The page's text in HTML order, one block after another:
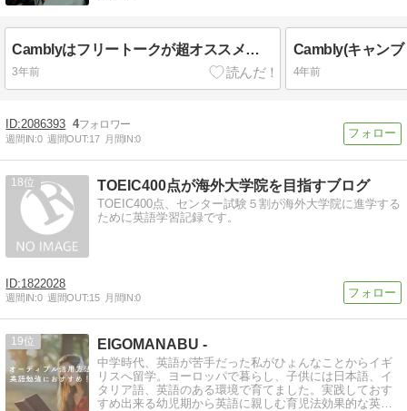
Camblyはフリートークが超オススメ【3つの効果的な受講方法も】
3年前 4年前
2086393 4
週間IN:0 週間OUT:17 月間IN:0
18 TOEIC400点が海外大学院を目指すブログ
TOEIC400点、センター試験５割が海外大学院に進学する
ために英語学習記録です。
1822028
週間IN:0 週間OUT:15 月間IN:0
19 EIGOMANABU -
中学時代、英語が苦手だった私がひょんなことからイギ
リスへ留学。ヨーロッパで暮らし、子供には日本語、イ
タリア語、英語のある環境で育てました。実践しておす
すめ出来る幼児期から英語に親しむ育児法効果的な英語